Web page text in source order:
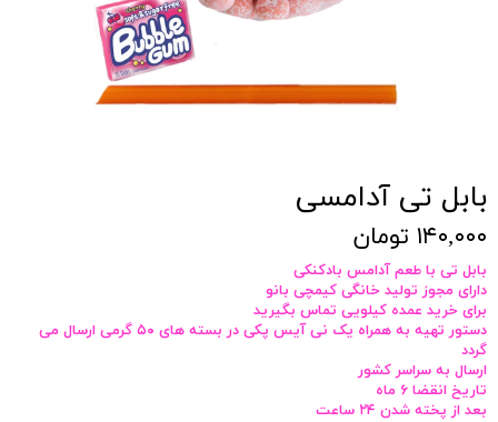
بابل تی آدامسی
۱۴۰,۰۰۰ تومان
بابل تی با طعم آدامس بادکنکی
دارای مجوز تولید خانگی کیمچی بانو
برای خرید عمده کیلویی تماس بگیرید
دستور تهیه به همراه
یک نی آیس پکی در بسته های ۵۰ گرمی ارسال می
گردد
ارسال به سراسر کشور
تاریخ انقضا ۶ ماه
بعد از پخته شدن ۲۴ ساعت